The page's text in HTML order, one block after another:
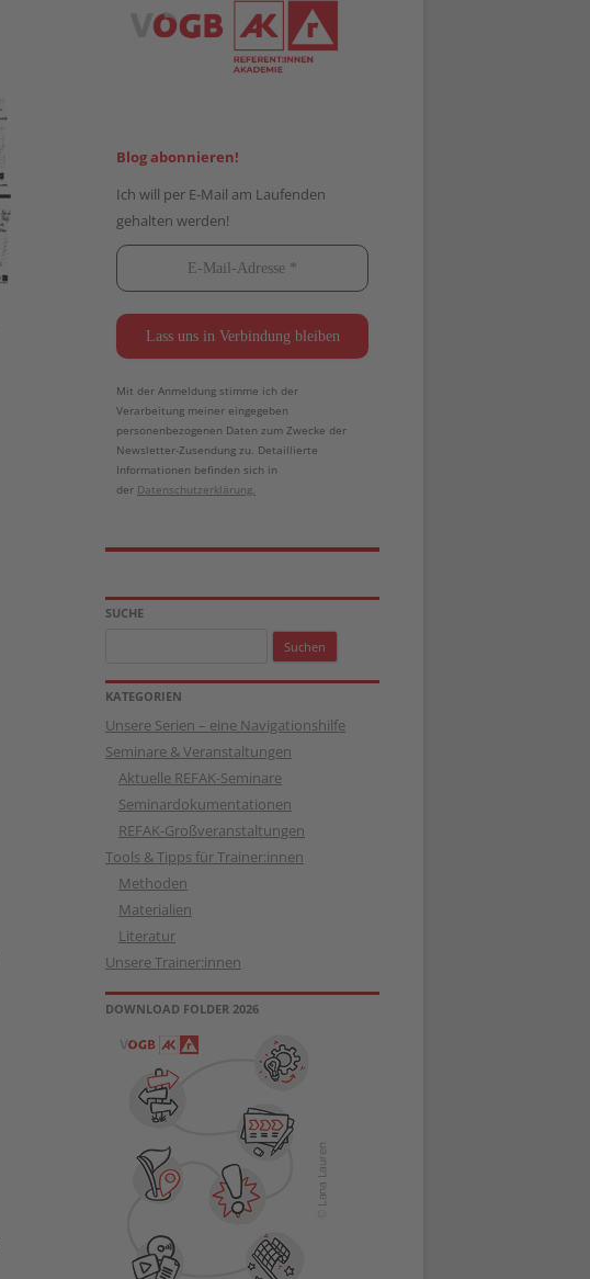
Blog abonnieren!
Ich will per E-Mail am Laufenden
gehalten werden!
Mit der Anmeldung stimme ich der
Verarbeitung meiner eingegeben
personenbezogenen Daten zum Zwecke der
Newsletter-Zusendung zu. Detaillierte
Informationen befinden sich in
der Datenschutzerklärung.
SUCHE
KATEGORIEN
Unsere Serien – eine Navigationshilfe
Seminare & Veranstaltungen
Aktuelle REFAK-Seminare
Seminardokumentationen
REFAK-Großveranstaltungen
Tools & Tipps für Trainer:innen
Methoden
Materialien
Literatur
Unsere Trainer:innen
DOWNLOAD FOLDER 2026